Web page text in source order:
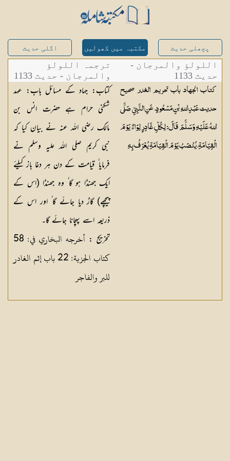
پچھلی حدیث مکتبہ میں کھولیں اگلی حدیث
اللولؤ والمرجان -
حدیث 1133
كتاب الجهاد باب تحريم الغدر صحيح
حديث عَبْدِ اللهِ بْنِ مَسْعُودٍ، عَنِ النَّبِيِّ صَلَّى
اللهُ عَلَيْهِ وَسَلَّمَ قَالَ: لِكُلِّ غَادِرٍ لِوَاءٌ يَوْمَ
الْقِيَامَةِ، يُنْصَبُ يَوْمَ الْقِيَامَةِ يُعْرَفُ بِهِ
ترجمہ اللولؤ
والمرجان - حدیث 1133
کتاب: جہاد کے مسائل باب: عہد
شکنی حرام ہے حضرت انس بن
مالک رضی اللہ عنہ نے بیان کیا کہ
نبی کریم صلی اللہ علیہ وسلم نے
فرمایا ٗ قیامت کے دن ہر دغا باز کیلئے
ایک جھنڈا ہو گا ٗ وہ جھنڈا (اس کے
پیچھے) گاڑ دیا جائے گا ٗ اور اس کے
ذریعہ اسے پہچانا جائے گا۔
تخریج :
أخرجه البخاري في: 58
كتاب الجزية: 22 باب إثم الغادر
للبر والفاجر